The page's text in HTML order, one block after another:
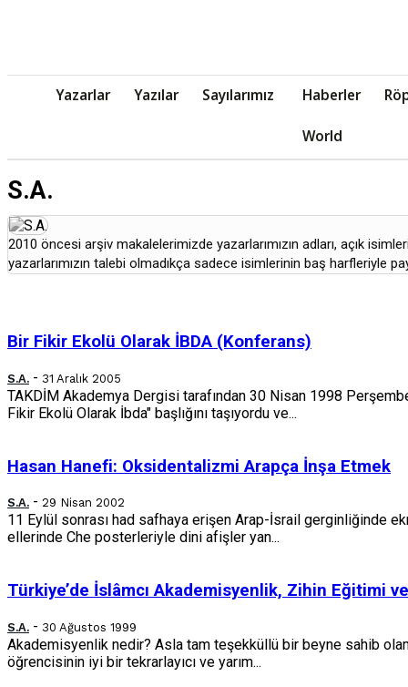
Yazarlar Yazılar Sayılarımız Haberler
World
S.A.
2010 öncesi arşiv makalelerimizde yazarlarımızın adları, açık
yazarlarımızın talebi olmadıkça sadece isimlerinin baş harfleriyle
Bir Fikir Ekolü Olarak İBDA (Konferans)
S.A. - 31 Aralık 2005
TAKDİM Akademya Dergisi tarafından 30 Nisan 1998
Fikir Ekolü Olarak İbda" başlığını taşıyordu ve...
Hasan Hanefi: Oksidentalizmi Arapça İnşa Etmek
S.A. - 29 Nisan 2002
11 Eylül sonrası had safhaya erişen Arap-İsrail gerginliğinde
ellerinde Che posterleriyle dini afişler yan...
Türkiye’de İslâmcı Akademisyenlik, Zihin Eğitimi
S.A. - 30 Ağustos 1999
Akademisyenlik nedir? Asla tam teşekküllü bir beyne sahib
öğrencisinin iyi bir tekrarlayıcı ve yarım...